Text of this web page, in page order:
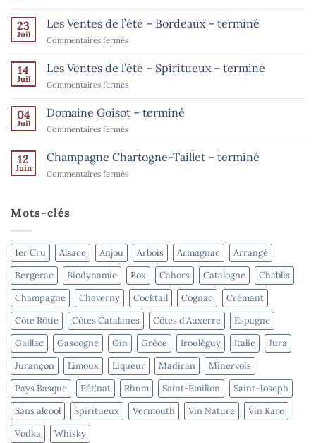
sur
Ventes
–
–
15
août
23
Juil
Les Ventes de l’été – Bordeaux – terminé
Commentaires ferméssur
Ventes
de
l’été
Bordeaux
14
Juil
Les Ventes de l’été – Spiritueux – terminé
Commentaires ferméssur
Ventes
de
l’été
Spiritueux
04
Juil
Domaine Goisot – terminé
Commentaires ferméssur
Goisot
–
terminé
12
Juin
Champagne Chartogne-Taillet – terminé
Commentaires ferméssur
Mots-clés
1er Cru Alsace Anjou Arbois Armagnac
Arrangé
Bergerac
Biodynamie Box Cahors Catalogne
Chablis
Champagne
Cheverny Cocktail Cognac
Crémant
Côte Rôtie
Côtes Catalanes Côtes d'Auxerre
Espagne
Gaillac
Gascogne Gin Grèce Irouléguy Italie
Jura
Jurançon
Limoux Liqueur Madiran
Minervois
Pays Basque
Pét'nat Rhum Saint-Emilion
Saint-Joseph
Sans alcool
Spiritueux Vermouth Vin Nature
Vin Rare
Vodka
Whisky